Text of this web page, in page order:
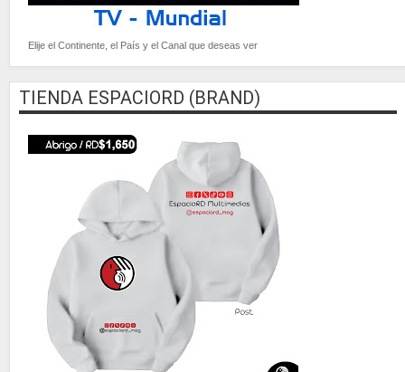
Elije el Continente, el País y el Canal que deseas ver
TIENDA ESPACIORD (BRAND)